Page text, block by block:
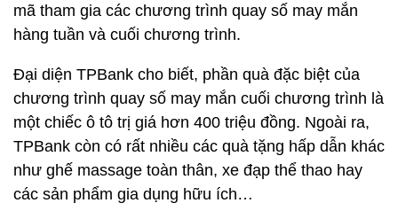
mã tham gia các chương trình quay số may mắn
hàng tuần và cuối chương trình.
Đại diện TPBank cho biết, phần quà đặc biệt của
chương trình quay số may mắn cuối chương trình là
một chiếc ô tô trị giá hơn 400 triệu đồng. Ngoài ra,
TPBank còn có rất nhiều các quà tặng hấp dẫn khác
như ghế massage toàn thân, xe đạp thể thao hay
các sản phẩm gia dụng hữu ích…